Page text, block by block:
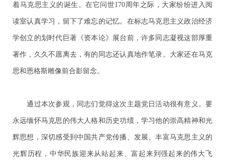
着马克思主义的诞生。在它问世170周年之际，大家纷纷进入阅
读室认真学习，留下了难忘的记忆。在标志马克思主义政治经济
学创立的划时代巨著《资本论》展台前，许多同志凝视这部厚重
著作，久久不愿离去，有的同志还认真地作笔录。大家还在马克
思和恩格斯雕像前合影留念。
通过本次参观，同志们觉得这次主题党日活动很有意义。要
永远缅怀马克思的伟大人格和历史功绩，学习他的崇高精神和光
辉思想，深切感受到中国共产党传播、发展、丰富马克思主义的
光辉历程，中华民族迎来从站起来、富起来到强起来的伟大飞